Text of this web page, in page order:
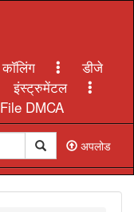
कॉलिंग
डीजे
इंस्ट्रुमेंटल
File DMCA
अपलोड